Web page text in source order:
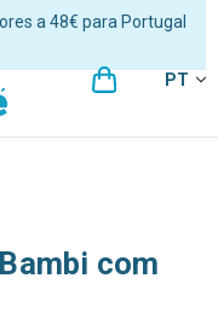
a 48€ para Portugal
PT
com